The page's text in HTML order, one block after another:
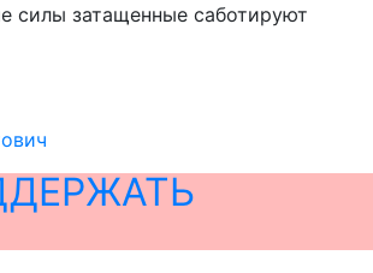
силы затащенные саботируют